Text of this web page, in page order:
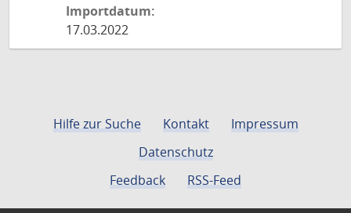
Importdatum:
17.03.2022
Hilfe zur Suche Kontakt
Impressum
Datenschutz
Feedback
RSS-Feed